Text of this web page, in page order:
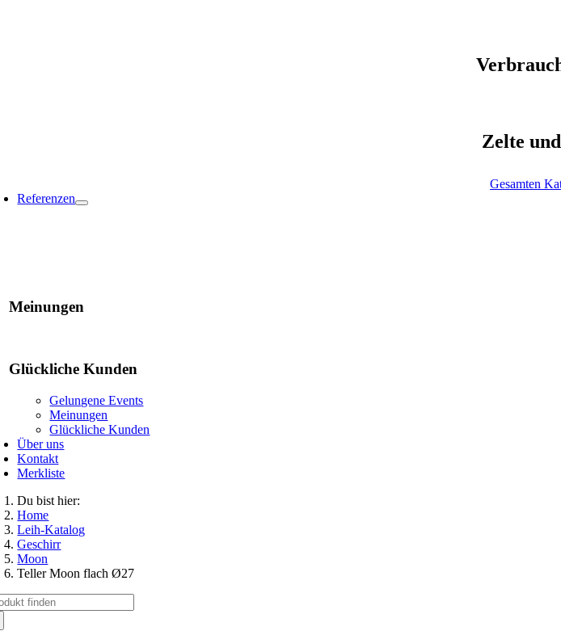
Zelte
Gesamten
Referenzen
Meinungen
Glückliche Kunden
Gelungene Events
Meinungen
Glückliche Kunden
Über uns
Kontakt
Merkliste
Du bist hier:
Home
Leih-Katalog
Geschirr
Moon
Teller Moon flach Ø27